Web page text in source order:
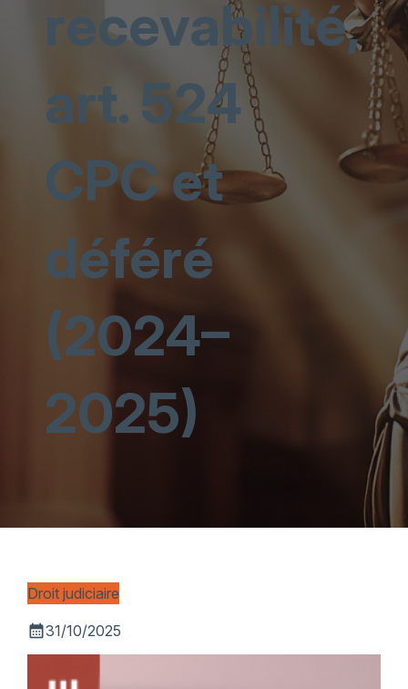
recevabilité,
art. 524
CPC et
déféré
(2024–
2025)
Droit judiciaire
calendar_month31/10/2025